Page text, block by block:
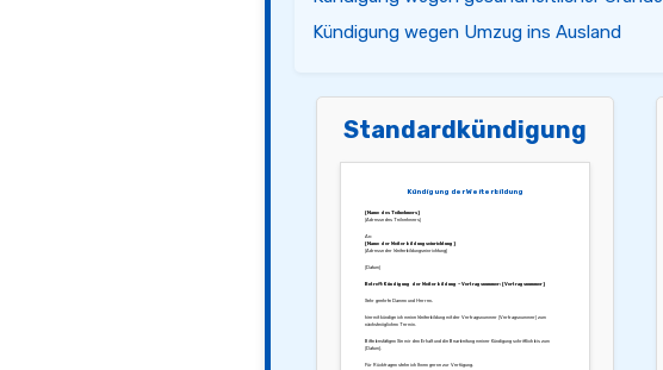
Kündigung wegen Umzug ins Ausland
Standardkündigung
Kündigung der Weiterbildung
[Name des Teilnehmers]
[Adresse des Teilnehmers]
An:
[Name der Weiterbildungseinrichtung]
[Adresse der Weiterbildungseinrichtung]
[Datum]
Betreff: Kündigung der Weiterbildung – Vertragsnummer: [Vertragsnummer]
Sehr geehrte Damen und Herren,
hiermit kündige ich meine Weiterbildung mit der Vertragsnummer [Vertragsnummer] zum
nächstmöglichen Termin.
Bitte bestätigen Sie mir den Erhalt und die Bearbeitung meiner Kündigung schriftlich bis zum
[Datum].
Für Rückfragen stehe ich Ihnen gerne zur Verfügung.